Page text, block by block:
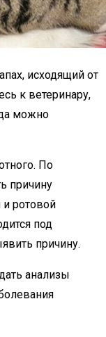
исходящий от
к ветеринару,
можно
По
причину
ротовой
под
причину.
анализы